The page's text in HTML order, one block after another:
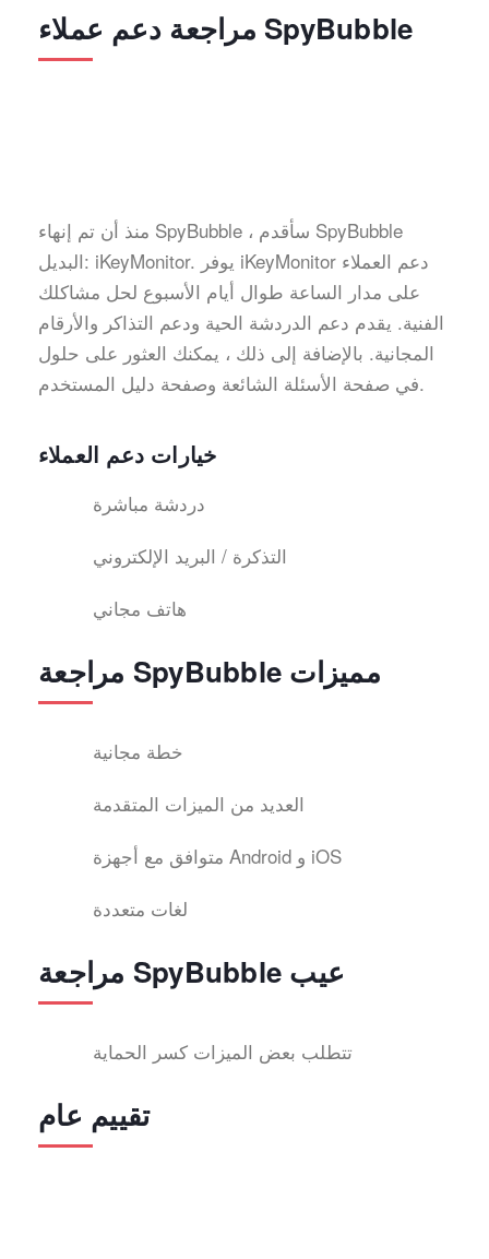
مراجعة دعم عملاء SpyBubble
منذ أن تم إنهاء SpyBubble ، سأقدم SpyBubble
البديل: iKeyMonitor. يوفر iKeyMonitor دعم العملاء
على مدار الساعة طوال أيام الأسبوع لحل مشاكلك
الفنية. يقدم دعم الدردشة الحية ودعم التذاكر والأرقام
المجانية. بالإضافة إلى ذلك ، يمكنك العثور على حلول
في صفحة الأسئلة الشائعة وصفحة دليل المستخدم.
خيارات دعم العملاء
دردشة مباشرة
التذكرة / البريد الإلكتروني
هاتف مجاني
مراجعة SpyBubble مميزات
خطة مجانية
العديد من الميزات المتقدمة
متوافق مع أجهزة Android و iOS
لغات متعددة
مراجعة SpyBubble عيب
تتطلب بعض الميزات كسر الحماية
تقييم عام